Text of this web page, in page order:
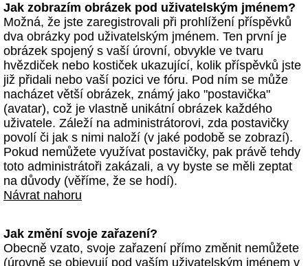
Jak zobrazím obrázek pod uživatelským jménem?
Možná, že jste zaregistrovali při prohlížení příspěvků
dva obrázky pod uživatelským jménem. Ten první je
obrázek spojený s vaší úrovní, obvykle ve tvaru
hvězdiček nebo kostiček ukazující, kolik příspěvků jste
již přidali nebo vaší pozici ve fóru. Pod ním se může
nacházet větší obrázek, známý jako "postavička"
(avatar), což je vlastně unikátní obrázek každého
uživatele. Záleží na administrátorovi, zda postavičky
povolí či jak s nimi naloží (v jaké podobě se zobrazí).
Pokud nemůžete využívat postavičky, pak právě tehdy
toto administrátoři zakázali, a vy byste se měli zeptat
na důvody (věříme, že se hodí).
Návrat nahoru
Jak změní svoje zařazení?
Obecně vzato, svoje zařazení přímo změnit nemůžete
(úrovně se objevují pod vaším uživatelským jménem v